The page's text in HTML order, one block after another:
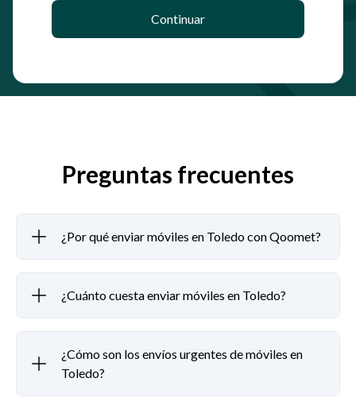
Continuar
Preguntas frecuentes
¿Por qué enviar móviles en Toledo con Qoomet?
¿Cuánto cuesta enviar móviles en Toledo?
¿Cómo son los envíos urgentes de móviles en
Toledo?